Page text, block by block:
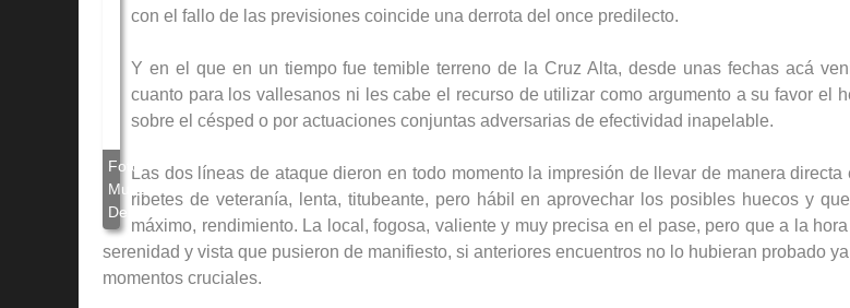
con el fallo de las previsiones coincide una derrota del once predilecto.
Y en el que en un tiempo fue temible terreno de la Cruz Alta, desde unas fechas acá
cuanto para los vallesanos ni les cabe el recurso de utilizar como argumento a su favor el
sobre el césped o por actuaciones conjuntas adversarias de efectividad inapelable.
Las dos líneas de ataque dieron en todo momento la impresión de llevar de manera
ribetes de veteranía, lenta, titubeante, pero hábil en aprovechar los posibles huecos y
máximo, rendimiento. La local, fogosa, valiente y muy precisa en el pase, pero que a la
serenidad y vista que pusieron de manifiesto, si anteriores encuentros no lo hubieran probado
momentos cruciales.